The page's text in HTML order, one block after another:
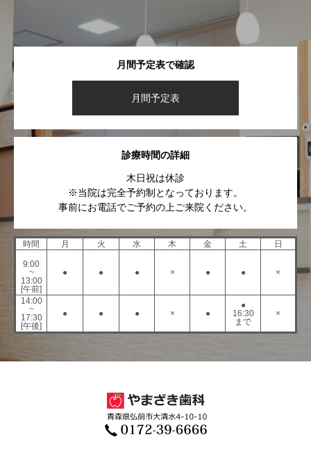
月間予定表で確認
月間予定表
診療時間の詳細
木日祝は休診
※当院は完全予約制となっております。
事前にお電話でご予約の上ご来院ください。
時間 月 火 水 木 金 土 日
9:00
~
13:00
[午前]
● ● ● × ● ● ×
14:00
~
17:30
[午後]
● ● ● × ●
●
16:30
まで
×